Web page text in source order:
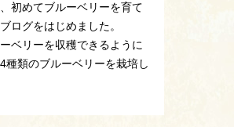
初めてブルーベリーを育て
ログをはじめました。
ベリーを収穫できるように
種類のブルーベリーを栽培し